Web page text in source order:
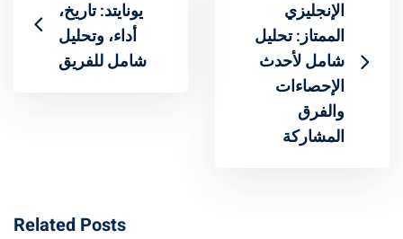
يونايتد: تاريخ،
أداء، وتحليل
شامل للفريق
الإنجليزي
الممتاز: تحليل
شامل لأحدث
الإحصاءات
والفرق
المشاركة
Related Posts